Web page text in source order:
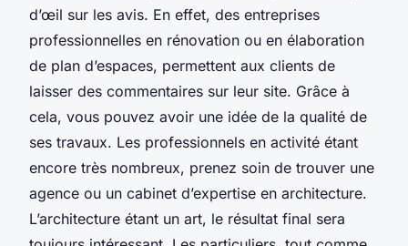
d’œil sur les avis. En effet, des entreprises
professionnelles en rénovation ou en élaboration
de plan d’espaces, permettent aux clients de
laisser des commentaires sur leur site. Grâce à
cela, vous pouvez avoir une idée de la qualité de
ses travaux. Les professionnels en activité étant
encore très nombreux, prenez soin de trouver une
agence ou un cabinet d’expertise en architecture.
L’architecture étant un art, le résultat final sera